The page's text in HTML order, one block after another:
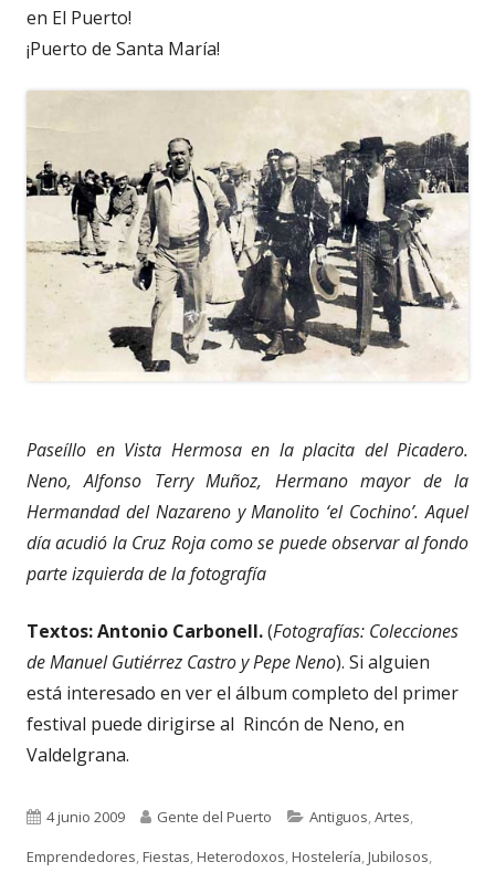
en El Puerto!
¡Puerto de Santa María!
Paseíllo en Vista Hermosa en la placita del Picadero.
Neno, Alfonso Terry Muñoz, Hermano mayor de la
Hermandad del Nazareno y Manolito ‘el Cochino’. Aquel
día acudió la Cruz Roja como se puede observar al fondo
parte izquierda de la fotografía
Textos: Antonio Carbonell.(Fotografías: Colecciones
de Manuel Gutiérrez Castro y Pepe Neno). Si alguien
está interesado en ver el álbum completo del primer
festival puede dirigirse al Rincón de Neno, en
Valdelgrana.
Publicado
el
4 junio 2009 Autor
Gente del Puerto Categorías
Antiguos,Artes,
Emprendedores,Fiestas,Heterodoxos,Hostelería,Jubilosos,